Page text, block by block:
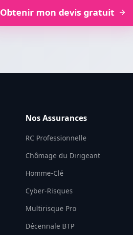
Obtenir mon devis gratuit
Nos Assurances
RC Professionnelle
Chômage du Dirigeant
Homme-Clé
Cyber-Risques
Multirisque Pro
Décennale BTP